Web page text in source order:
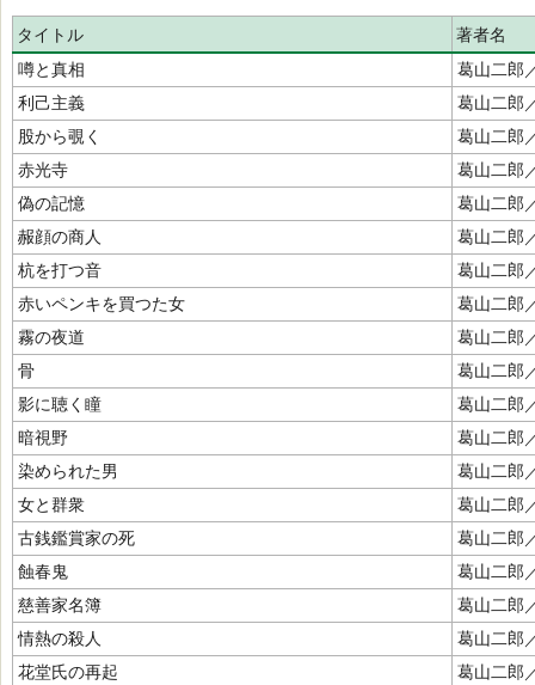
タイトル
著者名
噂と真相
葛山二郎
利己主義
葛山二郎
股から覗く
葛山二郎
赤光寺
葛山二郎
偽の記憶
葛山二郎
赧顔の商人
葛山二郎
杭を打つ音
葛山二郎
赤いペンキを買つた女
葛山二郎
霧の夜道
葛山二郎
骨
葛山二郎
影に聴く瞳
葛山二郎
暗視野
葛山二郎
染められた男
葛山二郎
女と群衆
葛山二郎
古銭鑑賞家の死
葛山二郎
蝕春鬼
葛山二郎
慈善家名簿
葛山二郎
情熱の殺人
葛山二郎
花堂氏の再起
葛山二郎